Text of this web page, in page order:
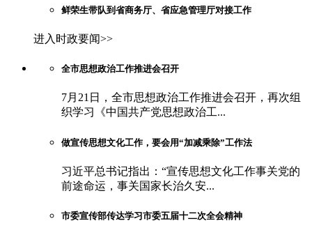
鲜荣生带队到省商务厅、省应急管理厅对接工作
进入时政要闻>>
全市思想政治工作推进会召开
7月21日，全市思想政治工作推进会召开，再次组
织学习《中国共产党思想政治工...
做宣传思想文化工作，要会用“加减乘除”工作法
习近平总书记指出：“宣传思想文化工作事关党的
前途命运，事关国家长治久安...
市委宣传部传达学习市委五届十二次全会精神